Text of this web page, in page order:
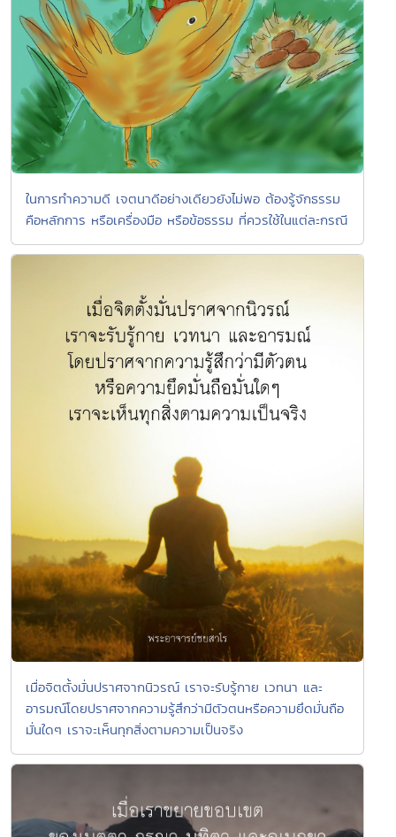
ในการทำความดี เจตนาดีอย่างเดียวยังไม่พอ ต้องรู้จักธรรม
คือหลักการ หรือเครื่องมือ หรือข้อธรรม ที่ควรใช้ในแต่ละกรณี
เมื่อจิตตั้งมั่นปราศจากนิวรณ์ เราจะรับรู้กาย เวทนา และ
อารมณ์โดยปราศจากความรู้สึกว่ามีตัวตนหรือความยึดมั่นถือ
มั่นใดๆ เราจะเห็นทุกสิ่งตามความเป็นจริง